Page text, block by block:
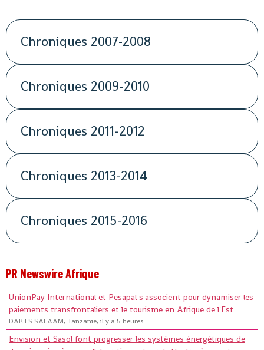
Chroniques 2007-2008
Chroniques 2009-2010
Chroniques 2011-2012
Chroniques 2013-2014
Chroniques 2015-2016
PR Newswire Afrique
UnionPay International et Pesapal s'associent pour dynamiser les
paiements transfrontaliers et le tourisme en Afrique de l'Est
DAR ES SALAAM, Tanzanie, il y a 5 heures
Envision et Sasol font progresser les systèmes énergétiques de